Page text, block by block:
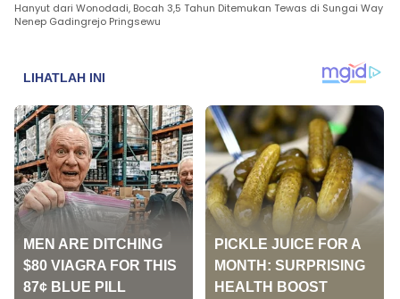
Hanyut dari Wonodadi, Bocah 3,5 Tahun Ditemukan Tewas di Sungai Way
Nenep Gadingrejo Pringsewu